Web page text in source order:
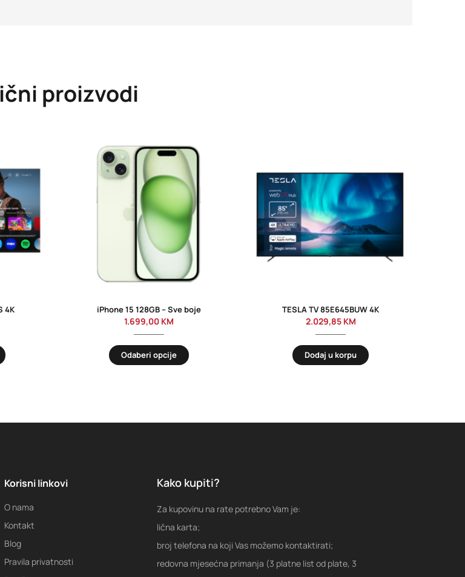
proizvodi
4K iPhone 15 128GB – Sve boje
1.699,00 KM
Odaberi opcije
TESLA TV 85E645BUW 4K
2.029,85 KM
Dodaj u korpu
Korisni linkovi
O nama
Kontakt
Blog
Pravila privatnosti
Kako kupiti?
Za kupovinu na rate potrebno Vam je:
lična karta;
broj telefona na koji Vas možemo kontaktirati;
redovna mjesećna primanja (3 platne list od plate, 3